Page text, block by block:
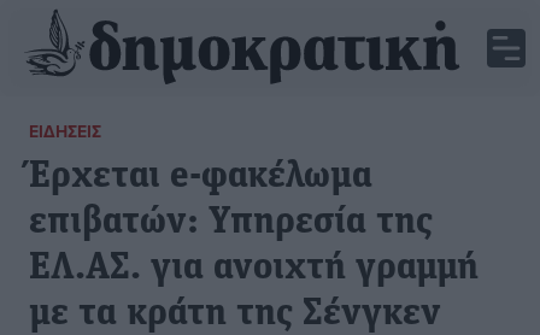
ΕΙΔΉΣΕΙΣ
Έρχεται e-φακέλωμα
επιβατών: Υπηρεσία της
ΕΛ.ΑΣ. για ανοιχτή γραμμή
με τα κράτη της Σένγκεν